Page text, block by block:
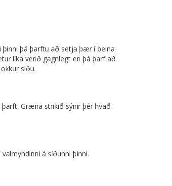
þinni þá þarftu að setja þær í beina
líka verið gagnlegt en þá þarf að
síðu.
Græna strikið sýnir þér hvað
á síðunni þinni.